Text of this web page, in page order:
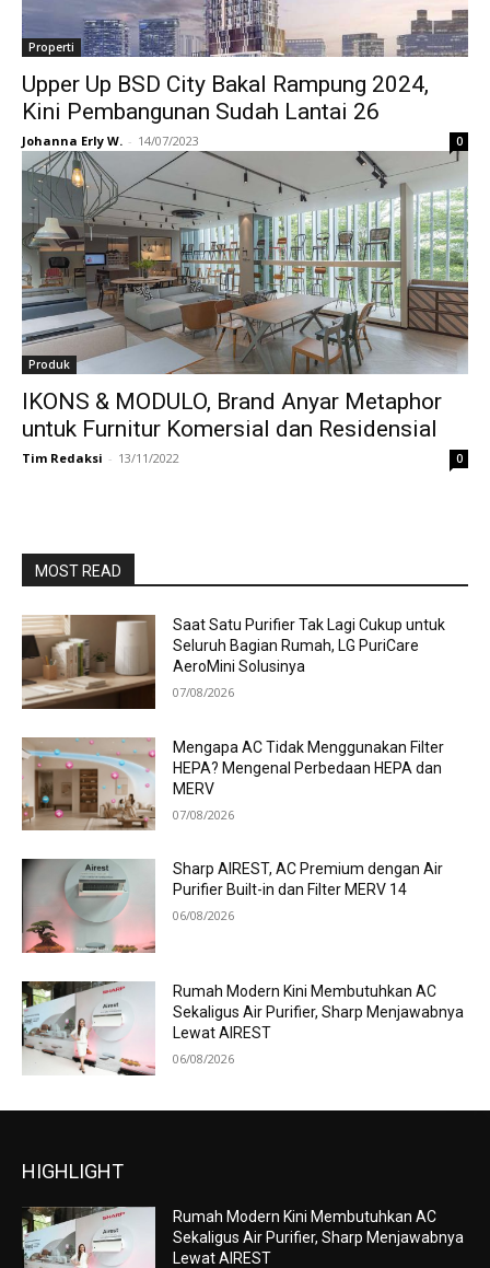
Properti
Upper Up BSD City Bakal Rampung 2024,
Kini Pembangunan Sudah Lantai 26
Johanna Erly W. - 14/07/2023 0
Produk
IKONS & MODULO, Brand Anyar Metaphor
untuk Furnitur Komersial dan Residensial
Tim Redaksi - 13/11/2022 0
MOST READ
Saat Satu Purifier Tak Lagi Cukup untuk
Seluruh Bagian Rumah, LG PuriCare
AeroMini Solusinya
07/08/2026
Mengapa AC Tidak Menggunakan Filter
HEPA? Mengenal Perbedaan HEPA dan
MERV
07/08/2026
Sharp AIREST, AC Premium dengan Air
Purifier Built-in dan Filter MERV 14
06/08/2026
Rumah Modern Kini Membutuhkan AC
Sekaligus Air Purifier, Sharp Menjawabnya
Lewat AIREST
06/08/2026
HIGHLIGHT
Rumah Modern Kini Membutuhkan AC
Sekaligus Air Purifier, Sharp Menjawabnya
Lewat AIREST